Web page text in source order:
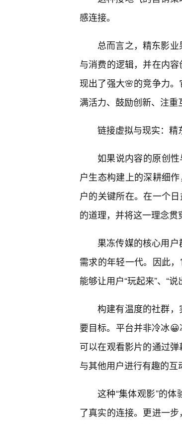
感连接。
总而言之，精东影
与消费的逻辑，并在内
现出了强大🌸的竞争力
满活力、鼓励创新、注重
链接虚拟与现实：精
如果说内容的原创
户生态构建上的深耕细
户的关键所在。在一个
的道理，并将这一理念贯
果冻传媒的核心用
需求的年轻一代。因此
能够让用户“玩起来”、“说
构建有温度的社群
要目标。平台并非冷冰
可以在观看影片的通过
与其他用户进行有趣的互
这种“集体观影”的
了真实的连接。更进一